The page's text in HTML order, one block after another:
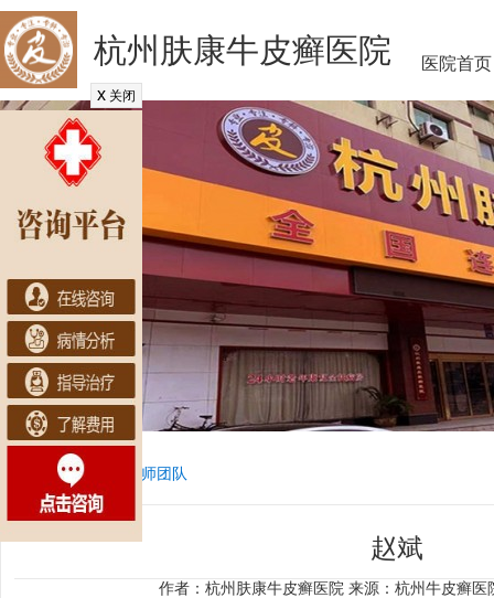
杭州肤康牛皮癣医院 医院首页
当前位置：首页 医师团队
赵斌
作者：杭州肤康牛皮癣医院 来源：杭州牛皮癣医
x 关闭